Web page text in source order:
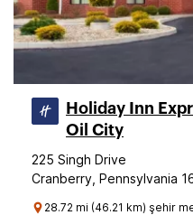
Holiday Inn
Oil City
225 Singh Drive
Cranberry, Pennsylvania
28.72 mi (46.21 km) şehir